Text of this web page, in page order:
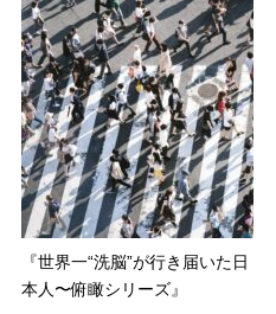
『世界一“洗脳”が行き届いた日
本人〜俯瞰シリーズ』